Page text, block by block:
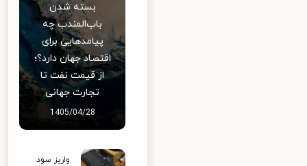
بسته شدن
باب‌المندب چه
پیامدهایی برای
اقتصاد جهان دارد؟؛
از قیمت نفت تا
تجارت جهانی
1405/04/28
واریز سود